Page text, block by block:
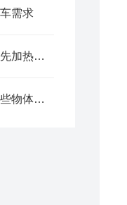
需求
高压清洗机工作前为什么要先加热？清洗机加热器有哪些作用？
工业高压清洗机可以用于哪些物体的清洗呢？